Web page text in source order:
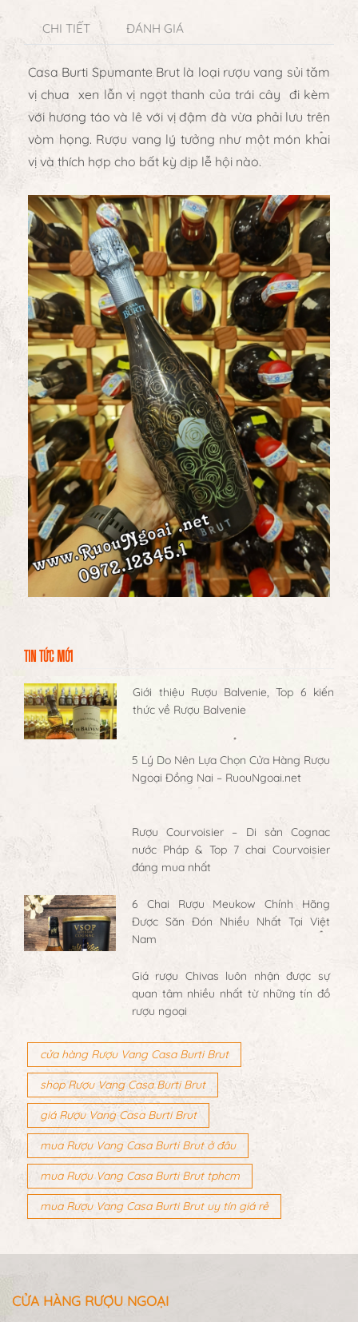
CHI TIẾT ĐÁNH GIÁ
Casa Burti Spumante Brut là loại rượu vang sủi tăm
vị chua xen lẫn vị ngọt thanh của trái cây đi kèm
với hương táo và lê với vị đậm đà vừa phải lưu trên
vòm họng. Rượu vang lý tưởng như một món khai
vị và thích hợp cho bất kỳ dịp lễ hội nào.
TIN TỨC MỚI
Giới thiệu Rượu Balvenie, Top 6 kiến
thức về Rượu Balvenie
5 Lý Do Nên Lựa Chọn Cửa Hàng Rượu
Ngoại Đồng Nai – RuouNgoai.net
Rượu Courvoisier – Di sản Cognac
nước Pháp & Top 7 chai Courvoisier
đáng mua nhất
6 Chai Rượu Meukow Chính Hãng
Được Săn Đón Nhiều Nhất Tại Việt
Nam
Giá rượu Chivas luôn nhận được sự
quan tâm nhiều nhất từ những tín đồ
rượu ngoại
cửa hàng Rượu Vang Casa Burti Brut
shop Rượu Vang Casa Burti Brut
giá Rượu Vang Casa Burti Brut
mua Rượu Vang Casa Burti Brut ở đâu
mua Rượu Vang Casa Burti Brut tphcm
mua Rượu Vang Casa Burti Brut uy tín giá rẻ
CỬA HÀNG RƯỢU NGOẠI